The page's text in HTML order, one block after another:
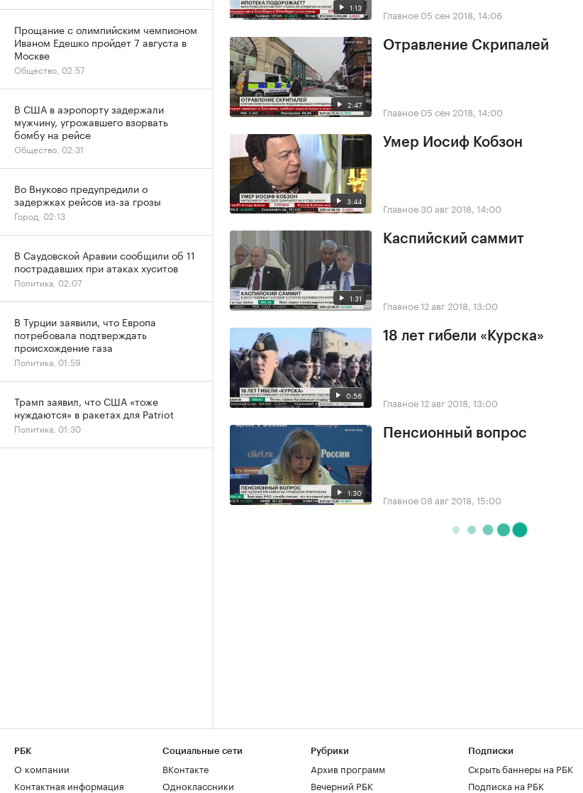
1:13 Главное 05 сен 2018, 14:06
2:47
Отравление Скрипалей
Главное 05 сен 2018, 14:00
3:44
Умер Иосиф Кобзон
Главное30 авг 2018, 14:00
1:31
Каспийский саммит
Главное12 авг 2018, 13:00
0:56
18 лет гибели «Курска»
Главное12 авг 2018, 13:00
1:30
Пенсионный вопрос
Главное 08 авг 2018, 15:00
Прощание с олимпийским чемпионом
Иваном Едешко пройдет 7 августа в
Москве
Общество, 02:57
В США в аэропорту задержали
мужчину, угрожавшего взорвать
бомбу на рейсе
Общество, 02:31
Во Внуково предупредили о
задержках рейсов из-за грозы
Город, 02:13
В Саудовской Аравии сообщили об 11
пострадавших при атаках хуситов
Политика, 02:07
В Турции заявили, что Европа
потребовала подтверждать
происхождение газа
Политика, 01:59
Трамп заявил, что США «тоже
нуждаются» в ракетах для Patriot
Политика, 01:30
РБК
О компании
Контактная информация
Социальные сети
ВКонтакте
Одноклассники
Рубрики
Архив программ
Вечерний РБК
Подписки
Скрыть баннеры на РБК
Подписка на РБК